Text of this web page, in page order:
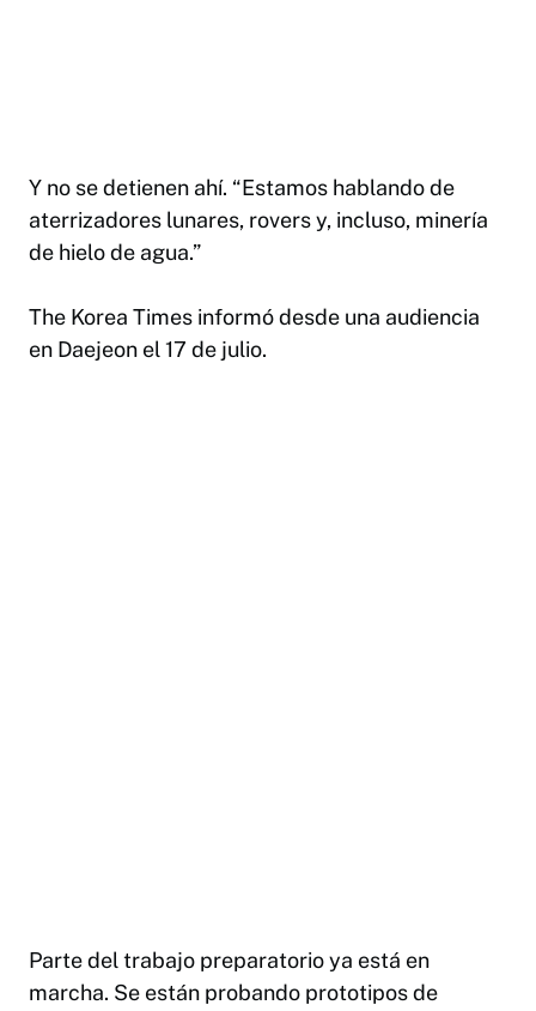
Y no se detienen ahí. “Estamos hablando de
aterrizadores lunares, rovers y, incluso, minería
de hielo de agua.”
The Korea Times informó desde una audiencia
en Daejeon el 17 de julio.
Parte del trabajo preparatorio ya está en
marcha. Se están probando prototipos de